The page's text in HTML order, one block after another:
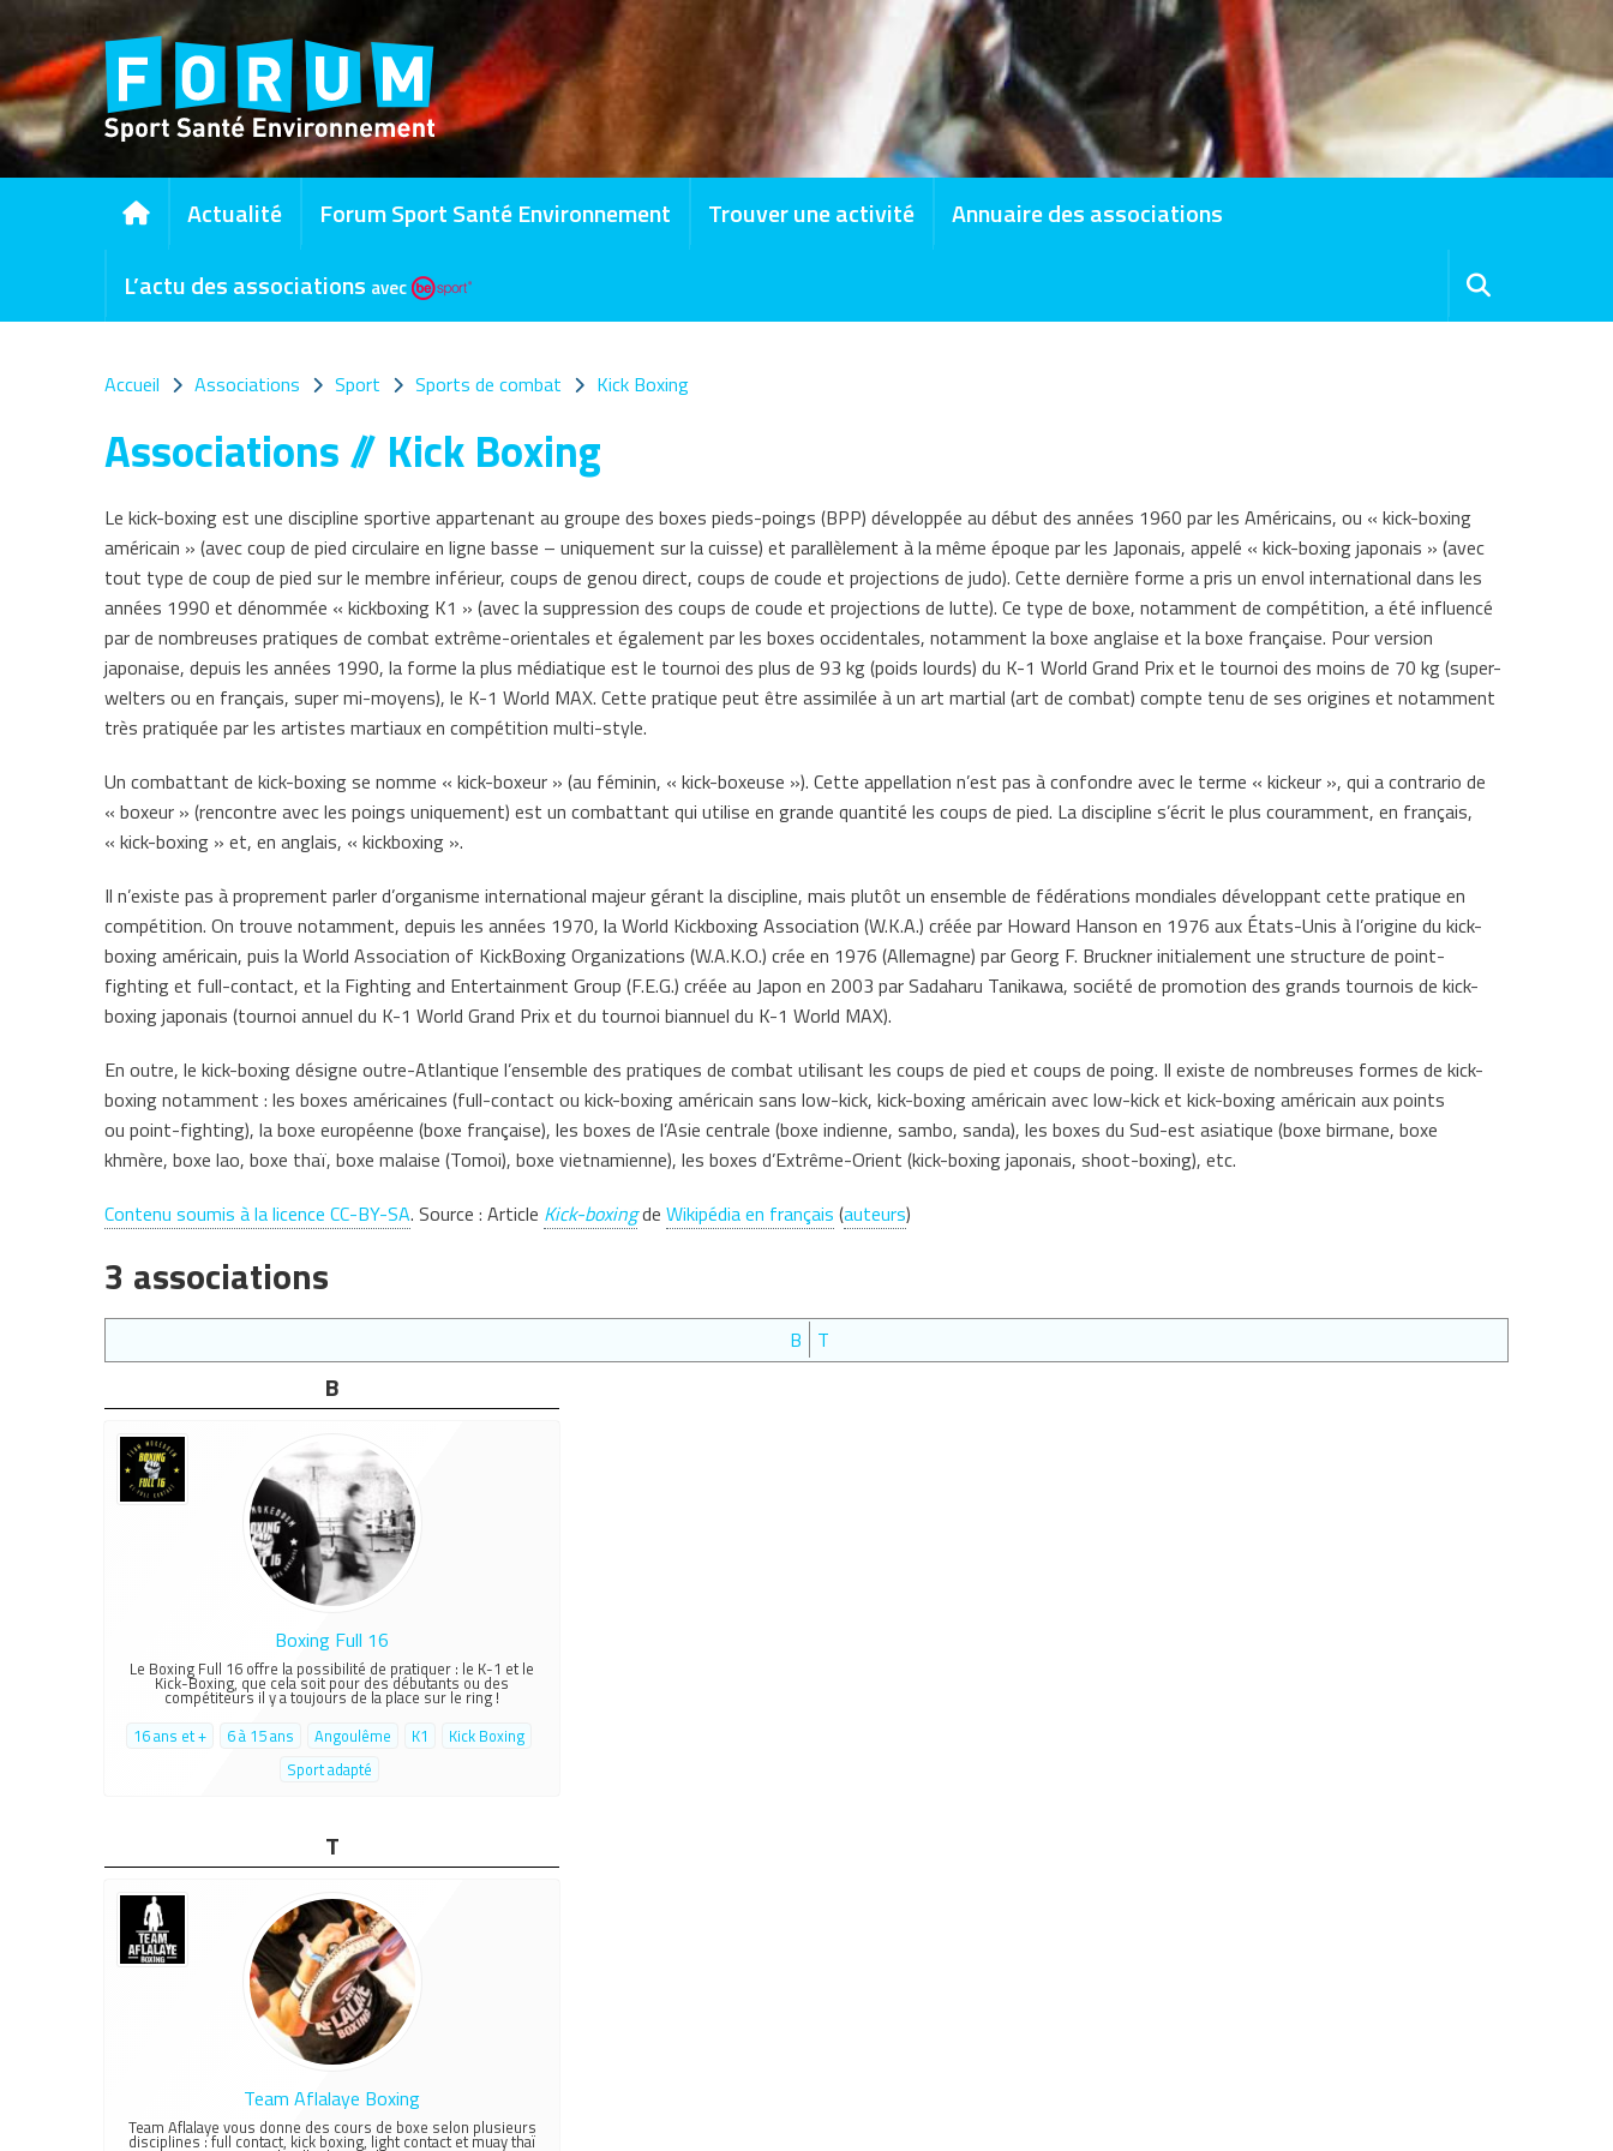
Actualité Forum Sport Santé Environnement Trouver une activité
Annuaire des associations
L’actu des associations avec
Accueil Associations Sport Sports de combat Kick Boxing
Associations // Kick Boxing
Le kick-boxing est une discipline sportive appartenant au groupe des boxes pieds-poings (BPP) développée au début des années 1960 par les Américains, ou « kick-boxing
américain » (avec coup de pied circulaire en ligne basse – uniquement sur la cuisse) et parallèlement à la même époque par les Japonais, appelé « kick-boxing japonais » (avec
tout type de coup de pied sur le membre inférieur, coups de genou direct, coups de coude et projections de judo). Cette dernière forme a pris un envol international dans les
années 1990 et dénommée « kickboxing K1 » (avec la suppression des coups de coude et projections de lutte). Ce type de boxe, notamment de compétition, a été influencé
par de nombreuses pratiques de combat extrême-orientales et également par les boxes occidentales, notamment la boxe anglaise et la boxe française. Pour version
japonaise, depuis les années 1990, la forme la plus médiatique est le tournoi des plus de 93 kg (poids lourds) du K-1 World Grand Prix et le tournoi des moins de 70 kg (super-
welters ou en français, super mi-moyens), le K-1 World MAX. Cette pratique peut être assimilée à un art martial (art de combat) compte tenu de ses origines et notamment
très pratiquée par les artistes martiaux en compétition multi-style.
Un combattant de kick-boxing se nomme « kick-boxeur » (au féminin, « kick-boxeuse »). Cette appellation n’est pas à confondre avec le terme « kickeur », qui a contrario de
« boxeur » (rencontre avec les poings uniquement) est un combattant qui utilise en grande quantité les coups de pied. La discipline s’écrit le plus couramment, en français,
« kick-boxing » et, en anglais, « kickboxing ».
Il n’existe pas à proprement parler d’organisme international majeur gérant la discipline, mais plutôt un ensemble de fédérations mondiales développant cette pratique en
compétition. On trouve notamment, depuis les années 1970, la World Kickboxing Association (W.K.A.) créée par Howard Hanson en 1976 aux États-Unis à l’origine du kick-
boxing américain, puis la World Association of KickBoxing Organizations (W.A.K.O.) crée en 1976 (Allemagne) par Georg F. Bruckner initialement une structure de point-
fighting et full-contact, et la Fighting and Entertainment Group (F.E.G.) créée au Japon en 2003 par Sadaharu Tanikawa, société de promotion des grands tournois de kick-
boxing japonais (tournoi annuel du K-1 World Grand Prix et du tournoi biannuel du K-1 World MAX).
En outre, le kick-boxing désigne outre-Atlantique l’ensemble des pratiques de combat utilisant les coups de pied et coups de poing. Il existe de nombreuses formes de kick-
boxing notamment : les boxes américaines (full-contact ou kick-boxing américain sans low-kick, kick-boxing américain avec low-kick et kick-boxing américain aux points
ou point-fighting), la boxe européenne (boxe française), les boxes de l’Asie centrale (boxe indienne, sambo, sanda), les boxes du Sud-est asiatique (boxe birmane, boxe
khmère, boxe lao, boxe thaï, boxe malaise (Tomoi), boxe vietnamienne), les boxes d’Extrême-Orient (kick-boxing japonais, shoot-boxing), etc.
Contenu soumis à la licence CC-BY-SA. Source : Article Kick-boxingde Wikipédia en français (auteurs)
3 associations
B T
B
Boxing Full 16
Le Boxing Full 16 offre la possibilité de pratiquer : le K-1 et le
Kick-Boxing, que cela soit pour des débutants ou des
compétiteurs il y a toujours de la place sur le ring !
16 ans et +
6 à 15 ans Angoulême K1
Kick Boxing
Sport adapté
T
Team Aflalaye Boxing
Team Aflalaye vous donne des cours de boxe selon plusieurs
disciplines : full contact, kick boxing, light contact et muay thaï
Panneau de gestion des cookies